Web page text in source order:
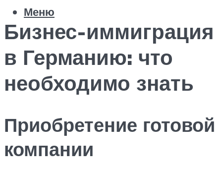
Меню
Бизнес-иммиграция
в Германию: что
необходимо знать
Приобретение готовой
компании